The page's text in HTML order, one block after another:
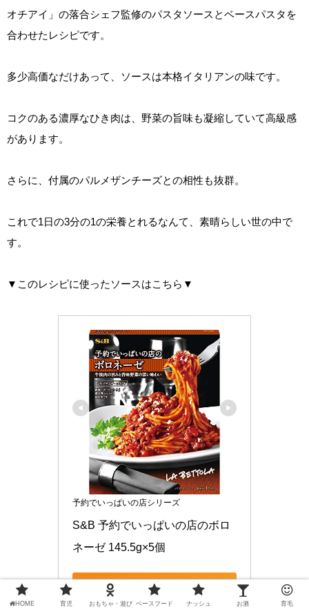
オチアイ」の落合シェフ監修のパスタソースとベースパスタを
合わせたレシピです。
多少高価なだけあって、ソースは本格イタリアンの味です。
コクのある濃厚なひき肉は、野菜の旨味も凝縮していて高級感
があります。
さらに、付属のパルメザンチーズとの相性も抜群。
これで1日の3分の1の栄養とれるなんて、素晴らしい世の中で
す。
▼このレシピに使ったソースはこちら▼
予約でいっぱいの店シリーズ
S&B 予約でいっぱいの店のボロ
ネーゼ 145.5g×5個
Amazonで見る
HOME 育児 おもちゃ・遊び ベースフード ナッシュ お酒 育毛